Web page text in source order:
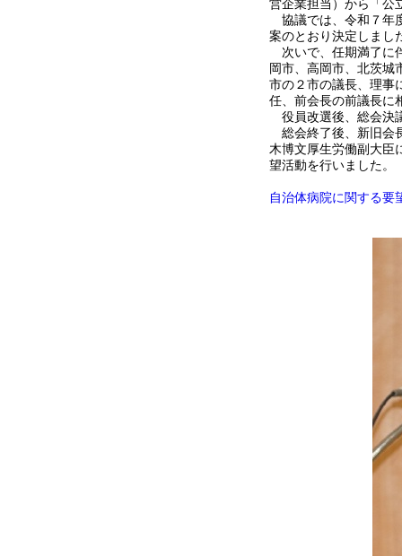
営企業担当）から「公
協議では、令和７年
案のとおり決定しまし
次いで、任期満了に
岡市、高岡市、北茨城
市の２市の議長、理事
任、前会長の前議長に
役員改選後、総会決
総会終了後、新旧会
木博文厚生労働副大臣
望活動を行いました。
自治体病院に関する要